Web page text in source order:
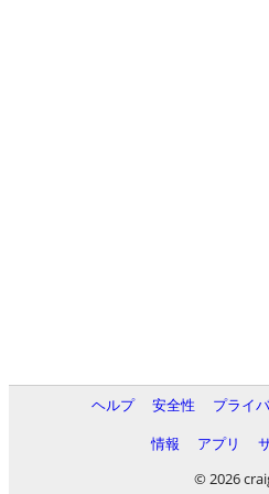
ヘルプ 安全性 プライ
情報
アプリ
© 2026